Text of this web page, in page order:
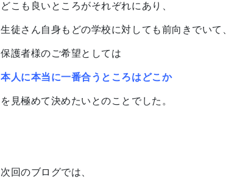
どこも良いところがそれぞれにあり、
生徒さん自身もどの学校に対しても前向きでいて、
保護者様のご希望としては
本人に本当に一番合うところはどこか
を見極めて決めたいとのことでした。
次回のブログでは、